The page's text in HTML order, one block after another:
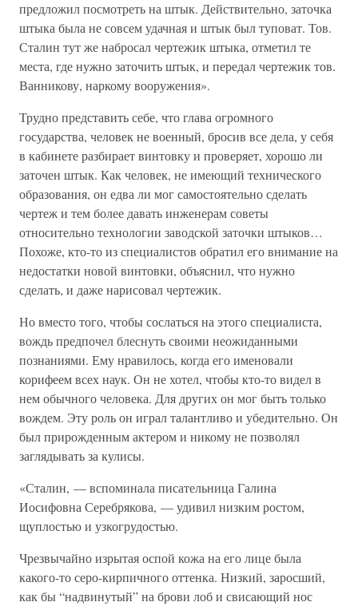
предложил посмотреть на штык. Действительно, заточка
штыка была не совсем удачная и штык был туповат. Тов.
Сталин тут же набросал чертежик штыка, отметил те
места, где нужно заточить штык, и передал чертежик тов.
Ванникову, наркому вооружения».
Трудно представить себе, что глава огромного
государства, человек не военный, бросив все дела, у себя
в кабинете разбирает винтовку и проверяет, хорошо ли
заточен штык. Как человек, не имеющий технического
образования, он едва ли мог самостоятельно сделать
чертеж и тем более давать инженерам советы
относительно технологии заводской заточки штыков…
Похоже, кто-то из специалистов обратил его внимание на
недостатки новой винтовки, объяснил, что нужно
сделать, и даже нарисовал чертежик.
Но вместо того, чтобы сослаться на этого специалиста,
вождь предпочел блеснуть своими неожиданными
познаниями. Ему нравилось, когда его именовали
корифеем всех наук. Он не хотел, чтобы кто-то видел в
нем обычного человека. Для других он мог быть только
вождем. Эту роль он играл талантливо и убедительно. Он
был прирожденным актером и никому не позволял
заглядывать за кулисы.
«Сталин, — вспоминала писательница Галина
Иосифовна Серебрякова, — удивил низким ростом,
щуплостью и узкогрудостью.
Чрезвычайно изрытая оспой кожа на его лице была
какого-то серо-кирпичного оттенка. Низкий, заросший,
как бы “надвинутый” на брови лоб и свисающий нос